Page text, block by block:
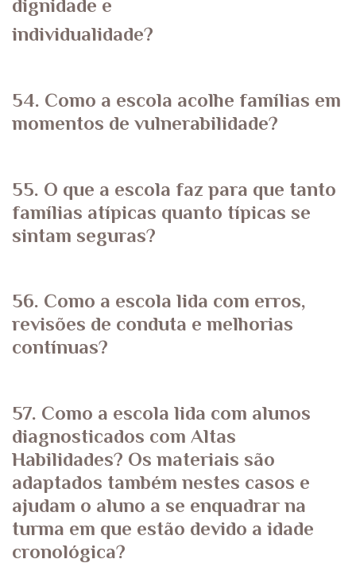
dignidade e
individualidade?
54. Como a escola acolhe famílias em
momentos de vulnerabilidade?
55. O que a escola faz para que tanto
famílias atípicas quanto típicas se
sintam seguras?
56. Como a escola lida com erros,
revisões de conduta e melhorias
contínuas?
57. Como a escola lida com alunos
diagnosticados com Altas
Habilidades? Os materiais são
adaptados também nestes casos e
ajudam o aluno a se enquadrar na
turma em que estão devido a idade
cronológica?